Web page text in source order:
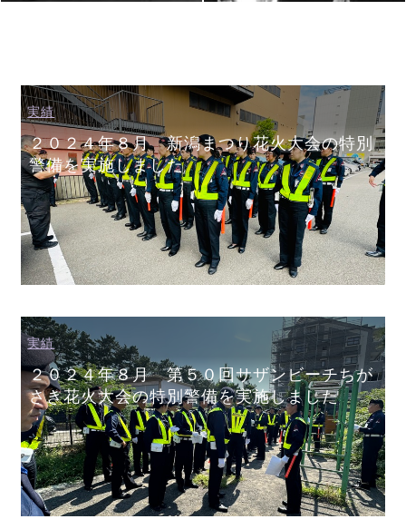
２０２４年８月 新潟まつり花火大会の特別
警備を実施しました
実績
２０２４年８月 第５０回サザンビーチちが
さき花火大会の特別警備を実施しました
実績